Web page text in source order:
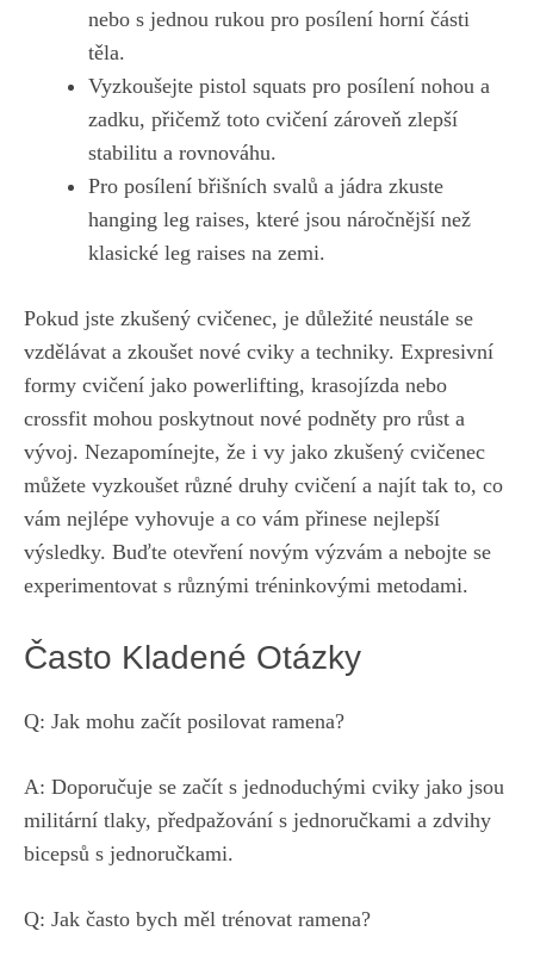
nebo s jednou rukou pro posílení⁢ horní části
⁣těla.
Vyzkoušejte pistol⁢ squats pro posílení ⁣nohou a
‍zadku, přičemž⁣ toto​ cvičení ​zároveň zlepší
stabilitu a rovnováhu.
Pro⁤ posílení břišních⁢ svalů⁤ a jádra ⁣zkuste
⁣hanging leg⁢ raises, které⁣ jsou ‌náročnější než
klasické leg raises ⁢na zemi.
Pokud jste zkušený cvičenec, ⁤je důležité ⁢neustále se⁢
vzdělávat a zkoušet⁢ nové cviky a techniky. Expresivní
formy cvičení jako powerlifting, ‌krasojízda nebo
crossfit ​mohou poskytnout nové podněty pro růst a‍
vývoj. Nezapomínejte, že i vy jako zkušený cvičenec
můžete ⁢vyzkoušet ‍různé druhy⁢ cvičení a najít tak to, co
⁤vám nejlépe ‌vyhovuje a ​co⁣ vám ⁢přinese nejlepší
výsledky. Buďte otevření⁢ novým ‌výzvám a nebojte se
experimentovat ​s různými⁣ tréninkovými ⁢metodami.
Často ‌Kladené Otázky
Q: Jak mohu začít posilovat ramena?
A: ‌Doporučuje se ‌začít ​s jednoduchými cviky jako jsou⁤
militární tlaky, ⁢předpažování s jednoručkami a zdvihy
bicepsů s​ jednoručkami.
Q:‍ Jak často bych měl trénovat ramena?